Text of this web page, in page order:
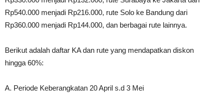
Rp540.000 menjadi Rp216.000, rute Solo ke Bandung dari
Rp360.000 menjadi Rp144.000, dan berbagai rute lainnya.
Berikut adalah daftar KA dan rute yang mendapatkan diskon
hingga 60%:
A. Periode Keberangkatan 20 April s.d 3 Mei